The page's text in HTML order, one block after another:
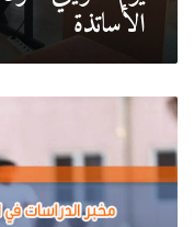
الأساتذة
ملتقى
وطني
حول
ظاهرتي
الإساءة